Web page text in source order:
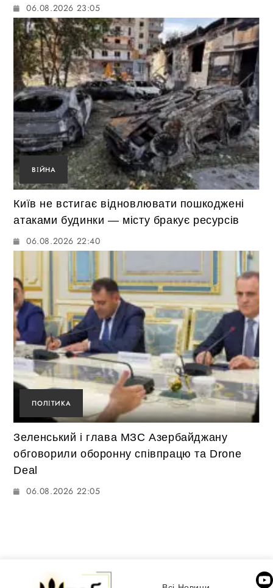
06.08.2026 23:05
ВІЙНА
Київ не встигає відновлювати пошкоджені
атаками будинки — місту бракує ресурсів
06.08.2026 22:40
ПОЛІТИКА
Зеленський і глава МЗС Азербайджану
обговорили оборонну співпрацю та Drone
Deal
06.08.2026 22:05